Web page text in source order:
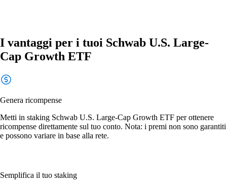
I vantaggi per i tuoi Schwab U.S. Large-
Cap Growth ETF
Genera ricompense
Metti in staking Schwab U.S. Large-Cap Growth ETF per ottenere
ricompense direttamente sul tuo conto. Nota: i premi non sono garantiti
e possono variare in base alla rete.
Semplifica il tuo staking